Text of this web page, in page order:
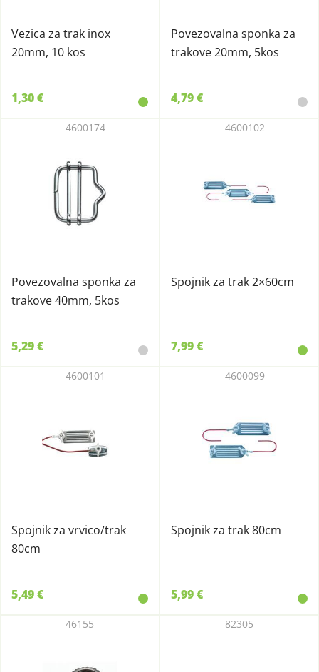
Vezica za trak inox
20mm, 10 kos
1,30 €
Povezovalna sponka za
trakove 20mm, 5kos
4,79 €
Povezovalna sponka za
trakove 40mm, 5kos
4600174
5,29 €
Spojnik za trak 2×60cm
4600102
7,99 €
Spojnik za vrvico/trak
80cm
4600101
5,49 €
Spojnik za trak 80cm
4600099
5,99 €
46155 82305